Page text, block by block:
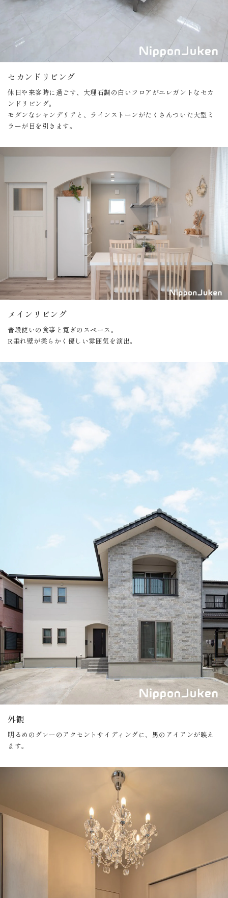
セカンドリビング
休日や来客時に過ごす、大理石調の白いフロアがエレガントなセカ
ンドリビング。
モダンなシャンデリアと、ラインストーンがたくさんついた大型ミ
ラーが目を引きます。
メインリビング
普段使いの食事と寛ぎのスペース。
R垂れ壁が柔らかく優しい雰囲気を演出。
外観
明るめのグレーのアクセントサイディングに、黒のアイアンが映え
ます。